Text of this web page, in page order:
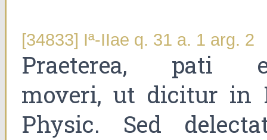
[34833] Iª-IIae q. 31 a. 1 arg. 2
Praeterea, pati
moveri, ut dicitur in
Physic. Sed